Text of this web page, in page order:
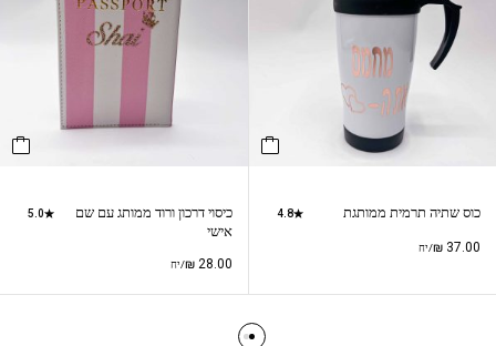
כוס שתיה תרמית ממותגת 4.8
₪ 37.00 /יח
כיסוי דרכון ורוד ממותג עם שם
אישי
5.0
₪28.00 /יח